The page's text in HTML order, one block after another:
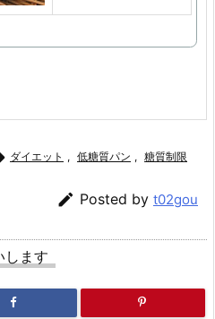
入
ダイエット , 低糖質パン , 糖質制限
 Posted by t02gou
します